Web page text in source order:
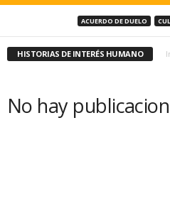
ACUERDO DE DUELO
HISTORIAS DE INTERÉS HUMANO
No hay